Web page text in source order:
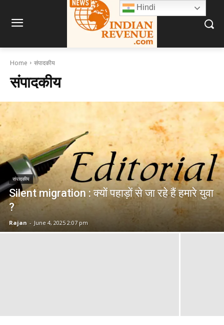
Home संपादकीय
संपादकीय
संपादकीय
Silent migration : क्यों पहाड़ों से जा रहे हैं हमारे युवा
?
Rajan - June 4, 2025 2:07 pm
Hindi